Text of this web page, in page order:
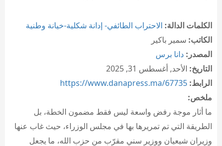
الكلمات الدالة: الاحتراب الطائفي- إدانة شكلية-خيانة وطنية
الكاتب: سمير باكير
المصدر: دانا برس
التاريخ: الأحد, أغسطس 31, 2025
الرابط: https://www.danapress.ma/67735
ملخص:
ما أثار موجة رفض واسعة ليس فقط مضمون الخطة، بل
الطريقة التي تم تمريرها بها في مجلس الوزراء، حيث غاب عنها
وزيران شيعيان ووزير سني مقرّب من حزب الله، ما يجعل